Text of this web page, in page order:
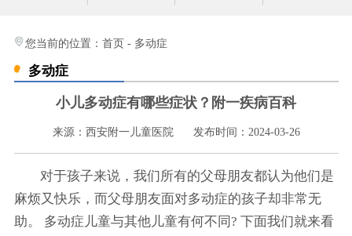
光影纪实
您当前的位置： 首页 - 多动症
多动症
小儿多动症有哪些症状？附一疾病百科
来源：西安附一儿童医院 发布时间：2024-03-26
对于孩子来说，我们所有的父母朋友都认为他们是
麻烦又快乐，而父母朋友面对多动症的孩子却非常无
助。 多动症儿童与其他儿童有何不同? 下面我们就来看